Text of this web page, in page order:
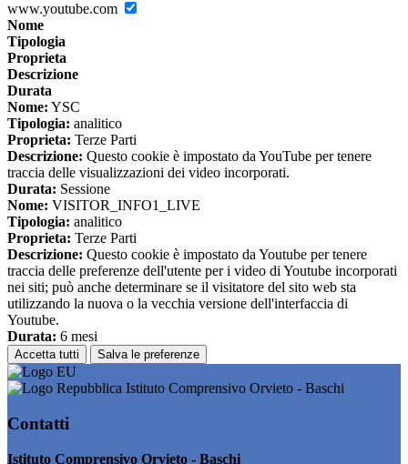
www.youtube.com
Nome
Tipologia
Proprieta
Descrizione
Durata
Nome: YSC
Tipologia: analitico
Proprieta: Terze Parti
Descrizione: Questo cookie è impostato da YouTube per tenere
traccia delle visualizzazioni dei video incorporati.
Durata: Sessione
Nome: VISITOR_INFO1_LIVE
Tipologia: analitico
Proprieta: Terze Parti
Descrizione: Questo cookie è impostato da Youtube per tenere
traccia delle preferenze dell'utente per i video di Youtube incorporati
nei siti; può anche determinare se il visitatore del sito web sta
utilizzando la nuova o la vecchia versione dell'interfaccia di
Youtube.
Durata: 6 mesi
Accetta tutti Salva le preferenze
Istituto Comprensivo Orvieto - Baschi
Contatti
Istituto Comprensivo Orvieto - Baschi